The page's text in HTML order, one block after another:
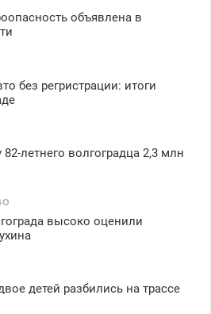
объявлена в
без регристрации: итоги
летнего волгоградца 2,3 млн
высоко оценили
детей разбились на трассе